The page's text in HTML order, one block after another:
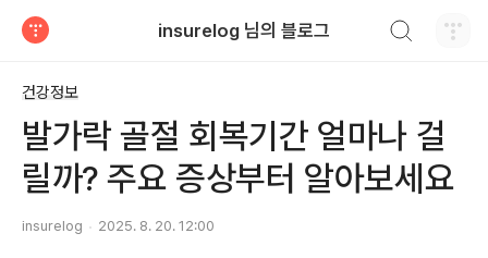
insurelog 님의 블로그
건강정보
발가락 골절 회복기간 얼마나 걸
릴까? 주요 증상부터 알아보세요
insurelog 2025. 8. 20. 12:00